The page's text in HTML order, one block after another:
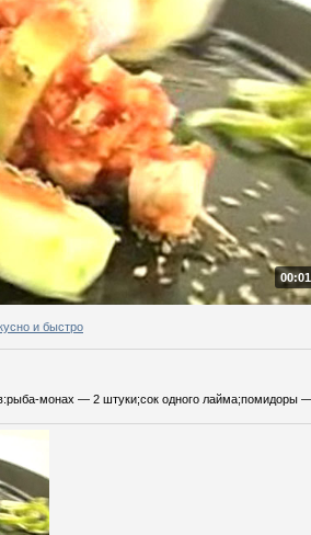
и быстро
монах — 2 штуки;сок одного